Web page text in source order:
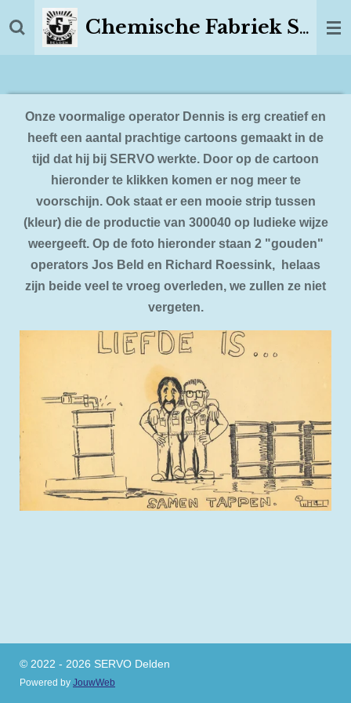
Ga
direct
Chemische Fabriek SERVO Delden
Onze voormalige operator Dennis is erg creatief en
heeft een aantal prachtige cartoons gemaakt in de
tijd dat hij bij SERVO werkte. Door op de cartoon
hieronder te klikken komen er nog meer te
voorschijn. Ook staat er een mooie strip tussen
(kleur) die de productie van 300040 op ludieke wijze
weergeeft. Op de foto hieronder staan 2 "gouden"
operators Jos Beld en Richard Roessink, helaas
zijn beide veel te vroeg overleden, we zullen ze niet
vergeten.
© 2022 - 2026 SERVO Delden
Powered by JouwWeb